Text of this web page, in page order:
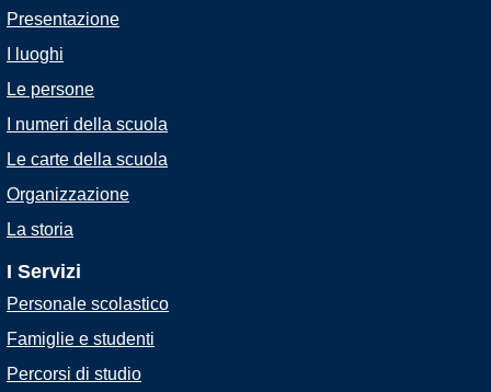
Presentazione
I luoghi
Le persone
I numeri della scuola
Le carte della scuola
Organizzazione
La storia
I Servizi
Personale scolastico
Famiglie e studenti
Percorsi di studio